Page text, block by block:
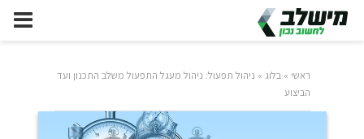
ראשי »בלוג » ניהול תפעול: ניהול מעגל התפעול משלב התכנון ועד
הביצוע